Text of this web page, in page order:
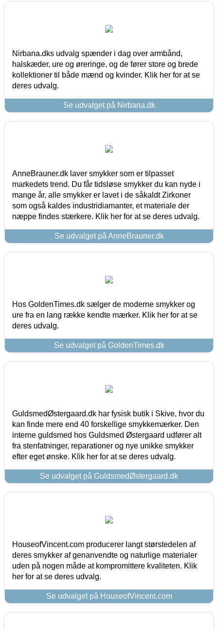
Nirbana.dks udvalg spænder i dag over armbånd,
halskæder, ure og øreringe, og de fører store og brede
kollektioner til både mænd og kvinder. Klik her for at se
deres udvalg.
Se udvalget på Nirbana.dk
AnneBrauner.dk laver smykker som er tilpasset
markedets trend. Du får tidsløse smykker du kan nyde i
mange år, alle smykker er lavet i de såkaldt Zirkoner
som også kaldes industridiamanter, et materiale der
næppe findes stærkere. Klik her for at se deres udvalg.
Se udvalget på AnneBrauner.dk
Hos GoldenTimes.dk sælger de moderne smykker og
ure fra en lang række kendte mærker. Klik her for at se
deres udvalg.
Se udvalget på GoldenTimes.dk
GuldsmedØstergaard.dk har fysisk butik i Skive, hvor du
kan finde mere end 40 forskellige smykkemærker. Den
interne guldsmed hos Guldsmed Østergaard udfører alt
fra stenfatninger, reparationer og nye unikke smykker
efter eget ønske. Klik her for at se deres udvalg.
Se udvalget på GuldsmedØstergaard.dk
HouseofVincent.com producerer langt størstedelen af
deres smykker af genanvendte og naturlige materialer
uden på nogen måde at kompromittere kvaliteten. Klik
her for at se deres udvalg.
Se udvalget på HouseofVincent.com